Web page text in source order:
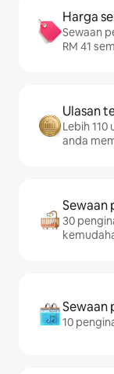
Harga
Sewaan
RM 41
Ulasan
Lebih
anda
Sewaan
30
Sewaan
10